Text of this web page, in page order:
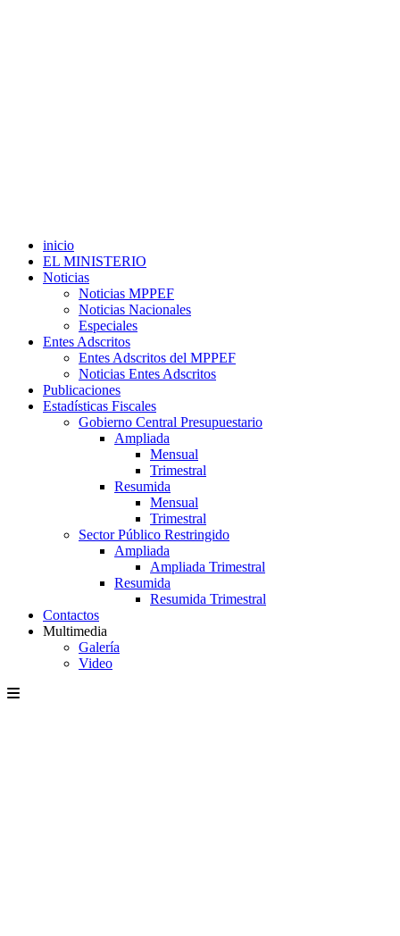
inicio
EL MINISTERIO
Noticias
Noticias MPPEF
Noticias Nacionales
Especiales
Entes Adscritos
Entes Adscritos del MPPEF
Noticias Entes Adscritos
Publicaciones
Estadísticas Fiscales
Gobierno Central Presupuestario
Ampliada
Mensual
Trimestral
Resumida
Mensual
Trimestral
Sector Público Restringido
Ampliada
Ampliada Trimestral
Resumida
Resumida Trimestral
Contactos
Multimedia
Galería
Video